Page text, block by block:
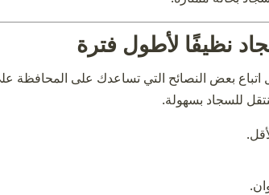
نظيفًا لأطول فترة
بعض النصائح التي تساعدك على المحافظة
للسجاد بسهولة.